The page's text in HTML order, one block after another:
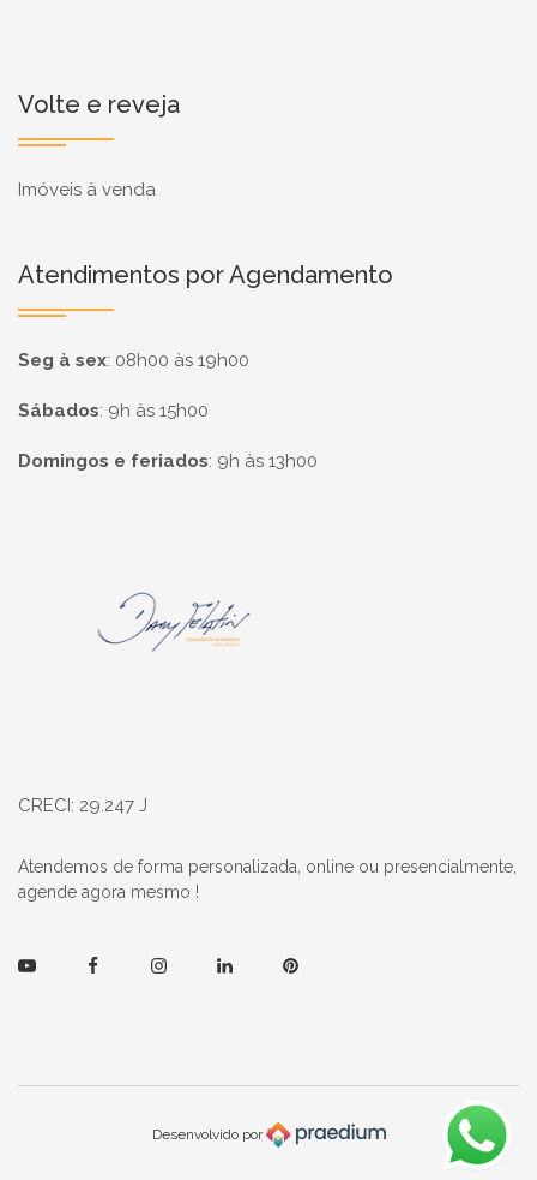
Volte e reveja
Imóveis à venda
Atendimentos por Agendamento
Seg à sex: 08h00 às 19h00
Sábados: 9h às 15h00
Domingos e feriados: 9h às 13h00
CRECI: 29.247 J
Atendemos de forma personalizada, online ou presencialmente,
agende agora mesmo !
YoutubeFacebookInstagramLinkedinPinterest
Desenvolvido por